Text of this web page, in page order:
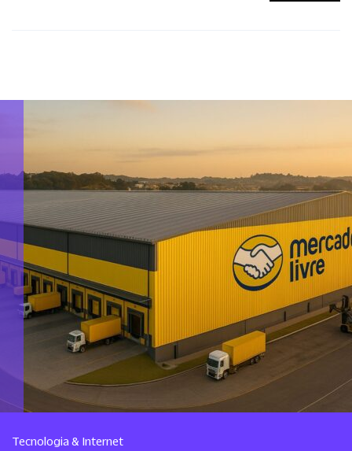
Tecnologia & Internet